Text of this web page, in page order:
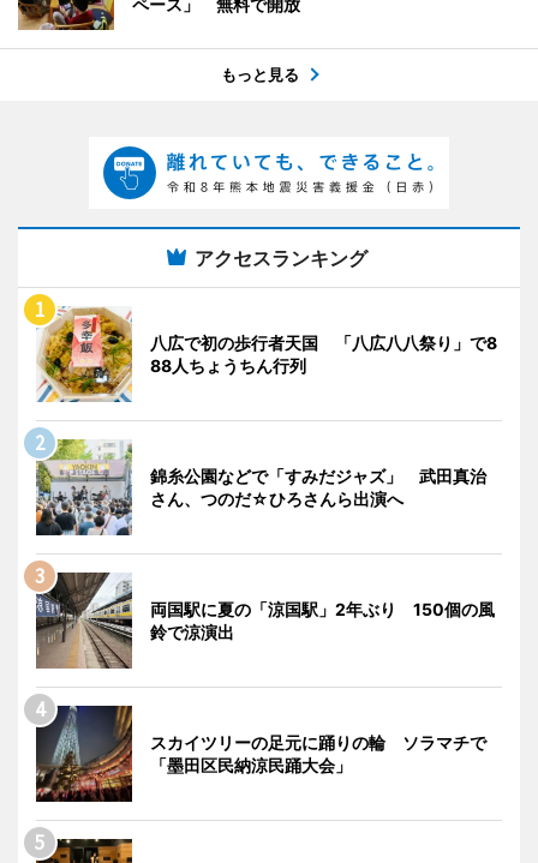
もっと見る
アクセスランキング
八広で初の歩行者天国 「八広八八祭り」で8
88人ちょうちん行列
錦糸公園などで「すみだジャズ」 武田真治
さん、つのだ☆ひろさんら出演へ
両国駅に夏の「涼国駅」2年ぶり 150個の風
鈴で涼演出
スカイツリーの足元に踊りの輪 ソラマチで
「墨田区民納涼民踊大会」